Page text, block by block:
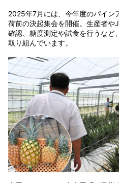
2025年7月には、今年度のパイン
荷前の決起集会を開催。生産者や
確認、糖度測定や試食を行うなど
取り組んでいます。